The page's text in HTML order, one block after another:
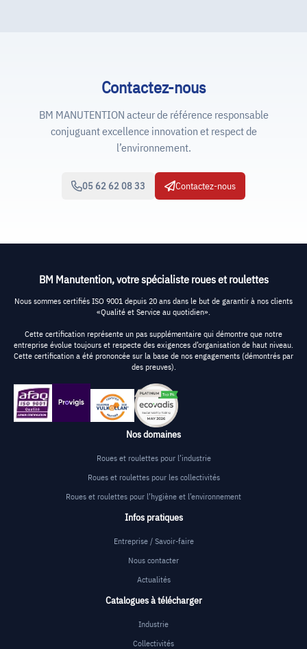
Contactez-nous
BM MANUTENTION acteur de référence responsable
conjuguant excellence innovation et respect de
l’environnement.
05 62 62 08 33 Contactez-nous
BM Manutention, votre spécialiste roues et roulettes
Nous sommes certifiés ISO 9001 depuis 20 ans dans le but de garantir à nos clients
«Qualité et Service au quotidien».
Cette certification représente un pas supplémentaire qui démontre que notre
entreprise évolue toujours et respecte des exigences d’organisation de haut niveau.
Cette certification a été prononcée sur la base de nos engagements (démontrés par
des preuves).
Nos domaines
Roues et roulettes pour l’industrie
Roues et roulettes pour les collectivités
Roues et roulettes pour l’hygiène et l’environnement
Infos pratiques
Entreprise / Savoir-faire
Nous contacter
Actualités
Catalogues à télécharger
Industrie
Collectivités